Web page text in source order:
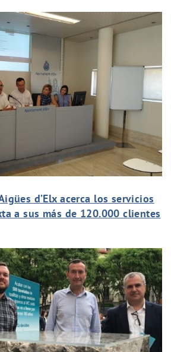
d’Elx acerca los servicios
a sus más de 120.000 clientes